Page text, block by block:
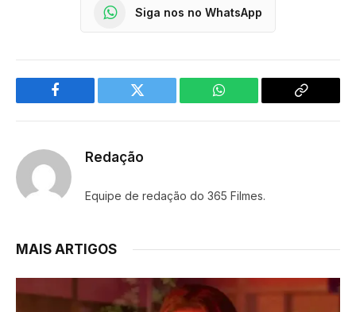
Siga nos no WhatsApp
Facebook Twitter WhatsApp
Copy
Redação
Equipe de redação do 365 Filmes.
MAIS ARTIGOS